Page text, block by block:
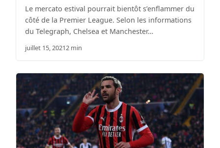
Le mercato estival pourrait bientôt s’enflammer du
côté de la Premier League. Selon les informations
du Telegraph, Chelsea et Manchester…
juillet 15, 20212 min